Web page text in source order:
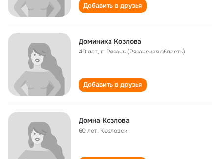
Добавить в друзья
Доминика Козлова
40 лет,г. Рязань (Рязанская область)
Добавить в друзья
Домна Козлова
60 лет, Козловск